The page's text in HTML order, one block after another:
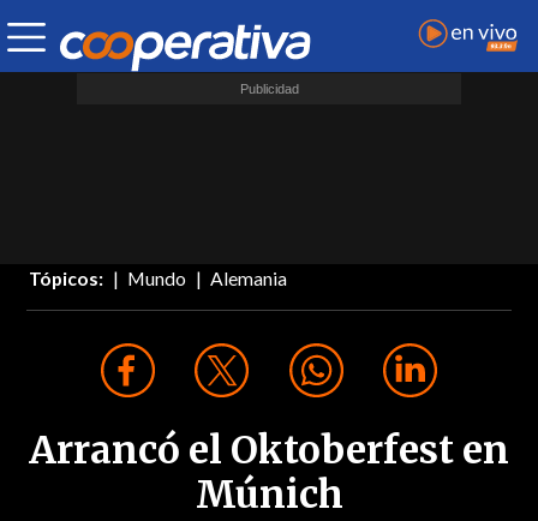
Tópicos: Mundo Alemania
Arrancó el Oktoberfest en
Múnich